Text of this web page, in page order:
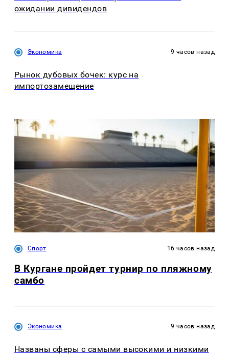
ожидании дивидендов
Экономика 9 часов назад
Рынок дубовых бочек: курс на
импортозамещение
Спорт 16 часов назад
В Кургане пройдет турнир по пляжному
самбо
Экономика 9 часов назад
Названы сферы с самыми высокими и низкими